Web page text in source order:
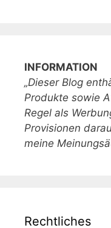
INFORMATION
„Dieser Blog
Produkte sowie
Regel als
Provisionen
meine
Rechtliches